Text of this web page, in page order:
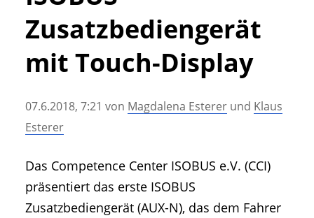
• Messen und Veranstaltungen
• Mitteilung der Redaktion
• Agritechnica Neuheiten Archiv
Zusatzbediengerät
mit Touch-Display
07.6.2018, 7:21 von Magdalena Esterer und Klaus
Esterer
Das Competence Center ISOBUS e.V. (CCI)
präsentiert das erste ISOBUS
Zusatzbediengerät (AUX-N), das dem Fahrer